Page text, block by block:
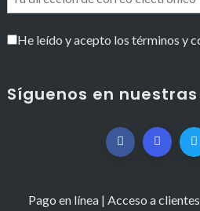
He leído y acepto los términos y
Síguenos en
Pago en línea | Acceso a clientes